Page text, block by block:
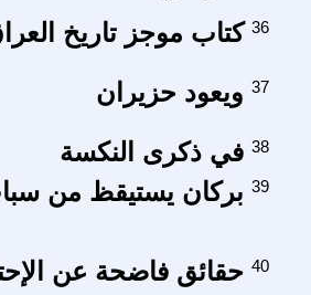
كتاب موجز تاريخ 36
ويعود حزيران 37
في ذكرى النكسة 38
بركان يستيقظ من سبات 39
حقائق فاضحة عن 40